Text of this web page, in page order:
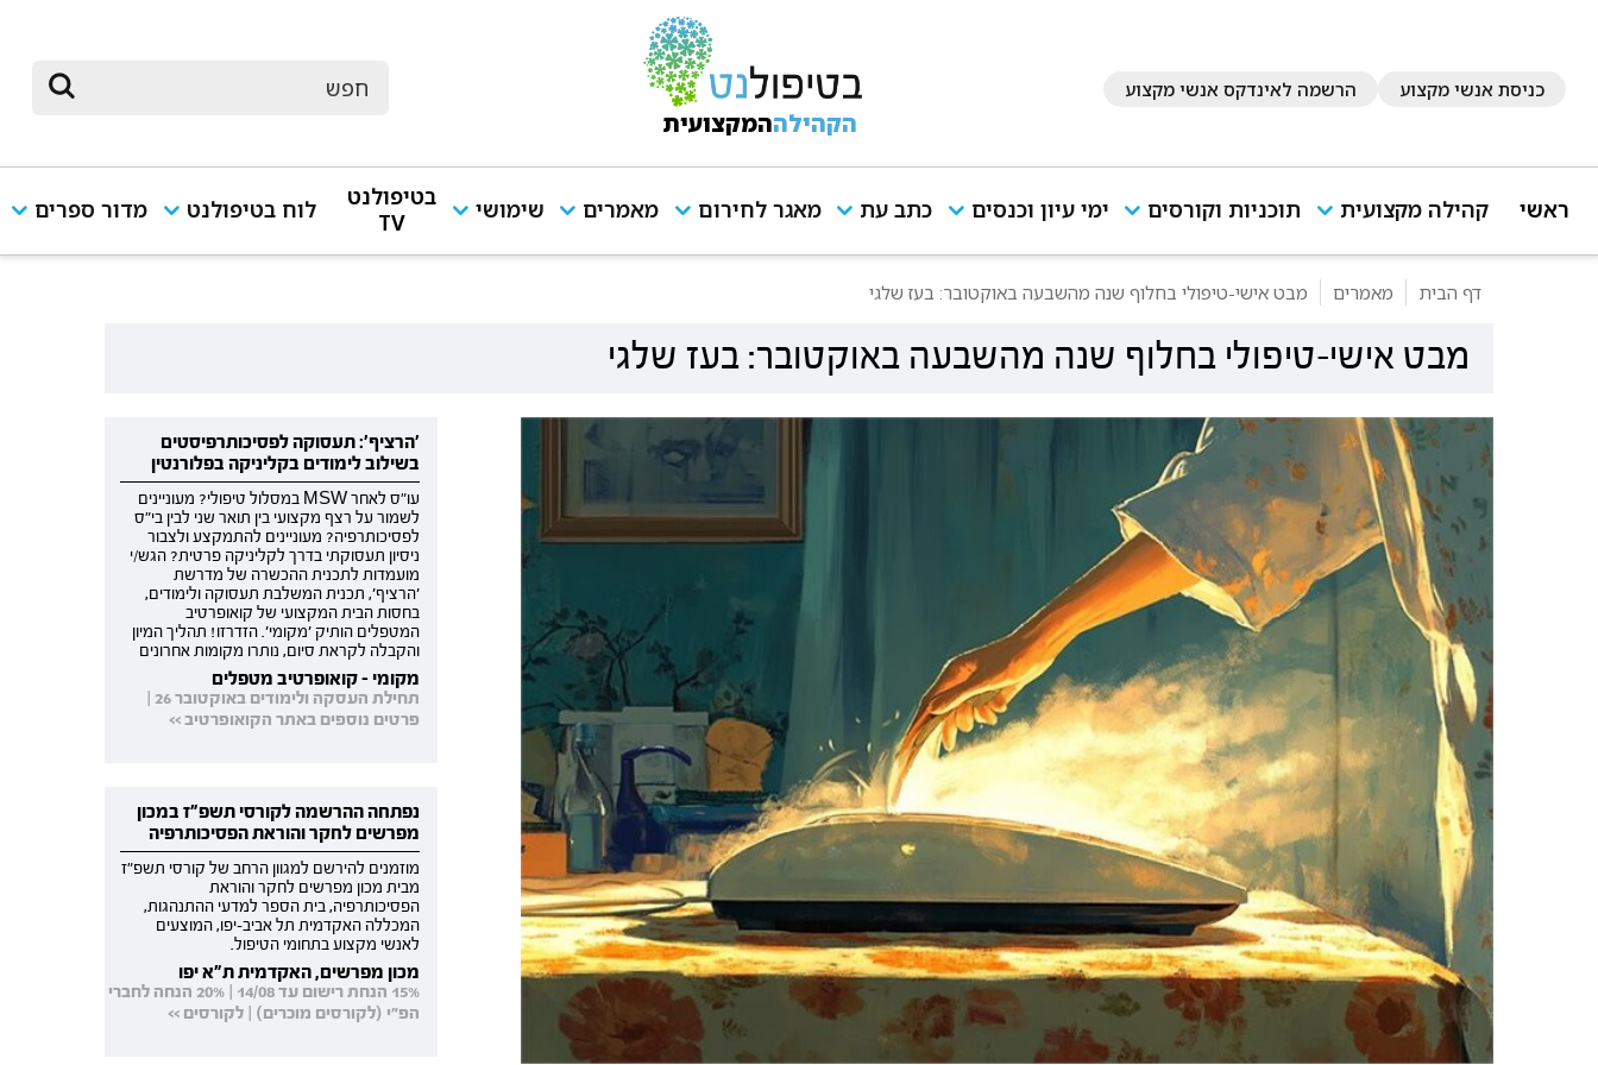
כניסת אנשי מקצוע הרשמה לאינדקס אנשי מקצוע
הקהילההמקצועית
ראשי קהילה מקצועית תוכניות וקורסים ימי עיון וכנסים כתב עת מאגר לחירום מאמרים שימושי
בטיפולנט
TV
לוח בטיפולנט מדור ספרים
דף הבית מאמרים מבט אישי-טיפולי בחלוף שנה מהשבעה באוקטובר: בעז שלגי
מבט אישי-טיפולי בחלוף שנה מהשבעה באוקטובר: בעז שלגי
'הרציף': תעסוקה לפסיכותרפיסטים
בשילוב לימודים בקליניקה בפלורנטין
עו"ס לאחר MSW במסלול טיפולי? מעוניינים
לשמור על רצף מקצועי בין תואר שני לבין בי"ס
לפסיכותרפיה? מעוניינים להתמקצע ולצבור
ניסיון תעסוקתי בדרך לקליניקה פרטית? הגש/י
מועמדות לתכנית ההכשרה של מדרשת
'הרציף', תכנית המשלבת תעסוקה ולימודים,
בחסות הבית המקצועי של קואופרטיב
המטפלים הותיק 'מקומי'. הזדרזו! תהליך המיון
והקבלה לקראת סיום, נותרו מקומות אחרונים
מקומי - קואופרטיב מטפלים
תחילת העסקה ולימודים באוקטובר 26 |
פרטים נוספים באתר הקואופרטיב >>
נפתחה ההרשמה לקורסי תשפ"ז במכון
מפרשים לחקר והוראת הפסיכותרפיה
מוזמנים להירשם למגוון הרחב של קורסי תשפ"ז
מבית מכון מפרשים לחקר והוראת
הפסיכותרפיה, בית הספר למדעי ההתנהגות,
המכללה האקדמית תל אביב-יפו, המוצעים
לאנשי מקצוע בתחומי הטיפול.
מכון מפרשים, האקדמית ת"א יפו
15% הנחת רישום עד 14/08 | 20% הנחה לחברי
הפ"י (לקורסים מוכרים) | לקורסים >>